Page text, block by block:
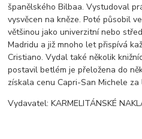
španělského Bilbaa. Vystudoval
vysvěcen na kněze. Poté působil
většinou jako univerzitní nebo
Madridu a již mnoho let přispívá
Cristiano. Vydal také několik
postavil betlém je přeložena do
získala cenu Capri-San Michele
Vydavatel: KARMELITÁNSKÉ